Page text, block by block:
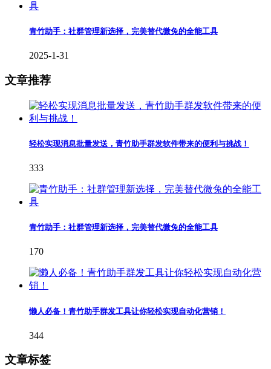
青竹助手：社群管理新选择，完美替代微兔的全能工具
2025-1-31
文章推荐
轻松实现消息批量发送，青竹助手群发软件带来的便利与挑战！
333
青竹助手：社群管理新选择，完美替代微兔的全能工具
170
懒人必备！青竹助手群发工具让你轻松实现自动化营销！
344
文章标签